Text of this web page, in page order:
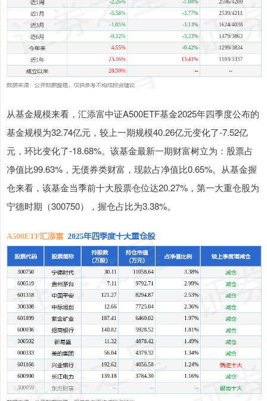
从基金规模来看，汇添富中证A500ETF基金2025年四季度公布的
基金规模为32.74亿元，较上一期规模40.26亿元变化了-7.52亿
元，环比变化了-18.68%。该基金最新一期财富树立为：股票占
净值比99.63%，无债券类财富，现款占净值比0.65%。从基金握
仓来看，该基金当季前十大股票仓位达20.27%，第一大重仓股为
宁德时期（300750），握仓占比为3.38%。